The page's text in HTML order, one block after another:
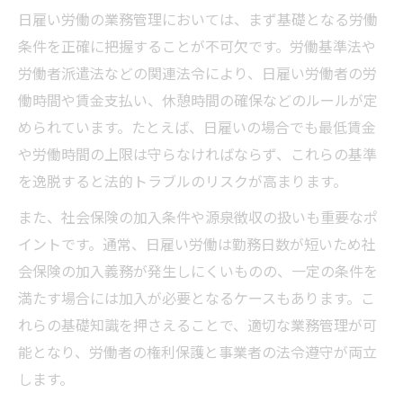
日雇い労働の業務管理においては、まず基礎となる労働
条件を正確に把握することが不可欠です。労働基準法や
労働者派遣法などの関連法令により、日雇い労働者の労
働時間や賃金支払い、休憩時間の確保などのルールが定
められています。たとえば、日雇いの場合でも最低賃金
や労働時間の上限は守らなければならず、これらの基準
を逸脱すると法的トラブルのリスクが高まります。
また、社会保険の加入条件や源泉徴収の扱いも重要なポ
イントです。通常、日雇い労働は勤務日数が短いため社
会保険の加入義務が発生しにくいものの、一定の条件を
満たす場合には加入が必要となるケースもあります。こ
れらの基礎知識を押さえることで、適切な業務管理が可
能となり、労働者の権利保護と事業者の法令遵守が両立
します。